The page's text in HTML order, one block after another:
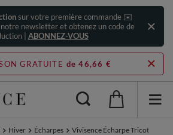
sur votre première commande ✉️
newsletter et obtenez un code de
| ABONNEZ-VOUS
GRATUITE de 46,66 €
Hiver Écharpes Vivisence Écharpe Tricotée